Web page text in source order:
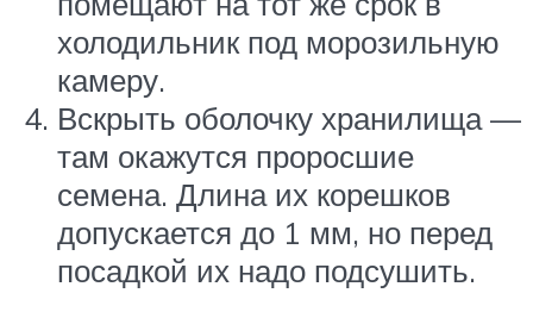
холодильник под морозильную
камеру.
Вскрыть оболочку хранилища —
там окажутся проросшие
семена. Длина их корешков
допускается до 1 мм, но перед
посадкой их надо подсушить.